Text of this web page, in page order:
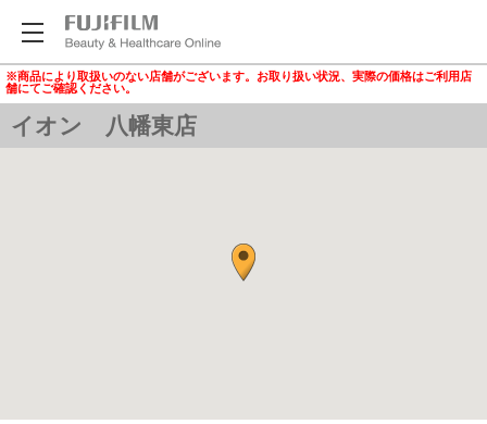
※商品により取扱いのない店舗がございます。お取り扱い状況、実際の価格はご利用店
舗にてご確認ください。
イオン 八幡東店